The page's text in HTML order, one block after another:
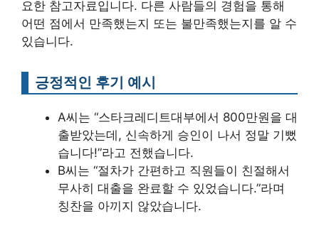
요한 참고자료입니다. 다른 사람들의 경험을 통해
어떤 점에서 만족했는지 또는 불만족했는지를 알 수
있습니다.
긍정적인 후기 예시
A씨는 “스타크레디트대부에서 800만원을 대
출받았는데, 신속하게 승인이 나서 정말 기뻤
습니다!”라고 전했습니다.
B씨는 “절차가 간편하고 직원들이 친절해서
무사히 대출을 완료할 수 있었습니다.”라며
칭찬을 아끼지 않았습니다.